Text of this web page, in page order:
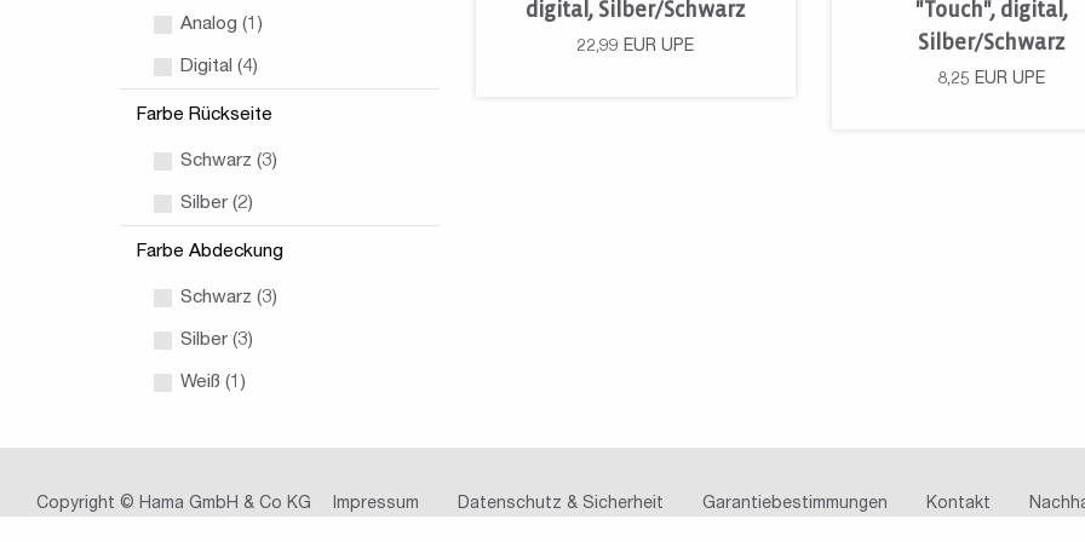
Analog (1)
Digital (4)
Farbe Rückseite
Schwarz (3)
Silber (2)
Farbe Abdeckung
Schwarz (3)
Silber (3)
Weiß (1)
digital, Silber/Schwarz
22,99 EUR UPE
"Touch", digital,
Silber/Schwarz
8,25 EUR UPE
Copyright © Hama GmbH & Co KG Impressum Datenschutz & Sicherheit Garantiebestimmungen Kontakt